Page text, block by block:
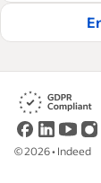
Leia
©2026• Indeed